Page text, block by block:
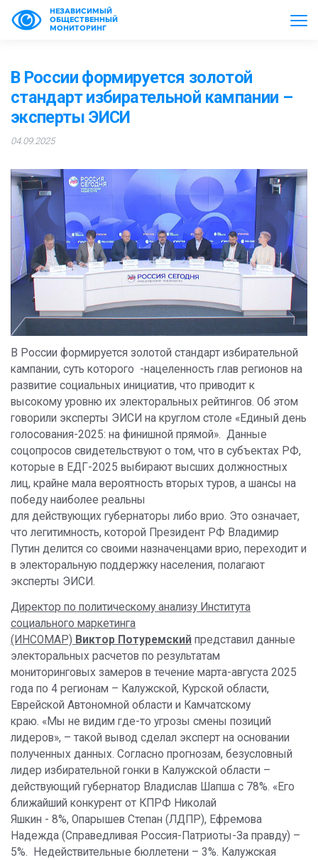
НЕЗАВИСИМЫЙ
ОБЩЕСТВЕННЫЙ
МОНИТОРИНГ
В России формируется золотой
стандарт избирательной кампании –
эксперты ЭИСИ
04.09.2025
В России формируется золотой стандарт избирательной
кампании, суть которого -нацеленность глав регионов на
развитие социальных инициатив, что приводит к
высокому уровню их электоральных рейтингов. Об этом
говорили эксперты ЭИСИ на круглом столе «Единый день
голосования-2025: на финишной прямой». Данные
соцопросов свидетельствуют о том, что в субъектах РФ,
которые в ЕДГ-2025 выбирают высших должностных
лиц, крайне мала вероятность вторых туров, а шансы на
победу наиболее реальны
для действующих губернаторы либо врио. Это означает,
что легитимность, которой Президент РФ Владимир
Путин делится со своими назначенцами врио, переходит и
в электоральную поддержку населения, полагают
эксперты ЭИСИ.
Директор по политическому анализу Института
социального маркетинга
(ИНСОМАР) Виктор Потуремский представил данные
электоральных расчетов по результатам
мониторинговых замеров в течение марта-августа 2025
года по 4 регионам – Калужской, Курской области,
Еврейской Автономной области и Камчатскому
краю. «Мы не видим где-то угрозы смены позиций
лидеров», – такой вывод сделал эксперт на основании
полученных данных. Согласно прогнозам, безусловный
лидер избирательной гонки в Калужской области –
действующий губернатор Владислав Шапша с 78%. «Его
ближайший конкурент от КПРФ Николай
Яшкин - 8%, Опарышев Степан (ЛДПР), Ефремова
Надежда (Справедливая Россия-Патриоты-За правду) –
5%. Недействительные бюллетени – 3%. Калужская